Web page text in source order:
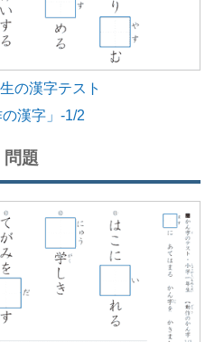
の漢字テスト
の漢字」-1/2
問題